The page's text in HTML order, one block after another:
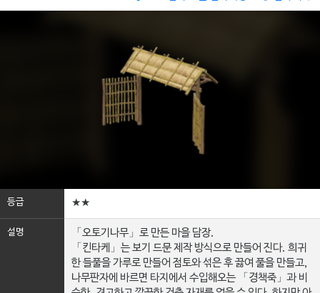
등급 ★★
설명
「오토기나무」로 만든 마을 담장.
「킨타케」는 보기 드문 제작 방식으로 만들어 진다. 희귀
한 들풀을 가루로 만들어 점토와 섞은 후 끓여 풀을 만들고,
나무판자에 바르면 타지에서 수입해오는 「경책죽」과 비